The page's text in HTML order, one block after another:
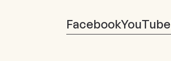
FacebookYouTube